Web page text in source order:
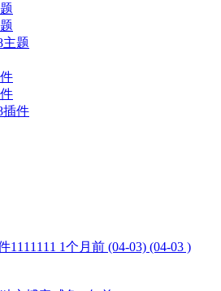
题
插件
1111111 1个月前 (04-03) (04-03 )